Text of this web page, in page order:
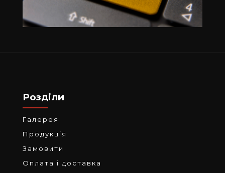
Розділи
Галерея
Продукція
Замовити
Оплата і доставка